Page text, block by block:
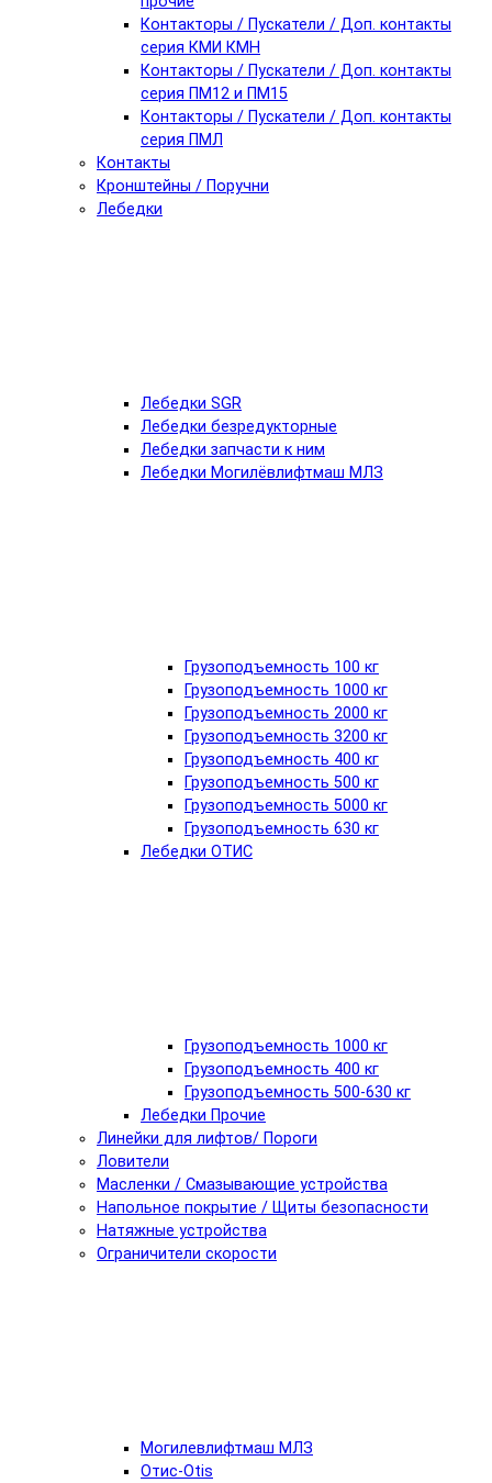
Контакторы / Пускатели / Доп. контакты
серия КМИ КМН
Контакторы / Пускатели / Доп. контакты
серия ПМ12 и ПМ15
Контакторы / Пускатели / Доп. контакты
серия ПМЛ
Контакты
Кронштейны / Поручни
Лебедки
Лебедки SGR
Лебедки безредукторные
Лебедки запчасти к ним
Лебедки Могилёвлифтмаш МЛЗ
Грузоподъемность 100 кг
Грузоподъемность 1000 кг
Грузоподъемность 2000 кг
Грузоподъемность 3200 кг
Грузоподъемность 400 кг
Грузоподъемность 500 кг
Грузоподъемность 5000 кг
Грузоподъемность 630 кг
Лебедки ОТИС
Грузоподъемность 1000 кг
Грузоподъемность 400 кг
Грузоподъемность 500-630 кг
Лебедки Прочие
Линейки для лифтов/ Пороги
Ловители
Масленки / Смазывающие устройства
Напольное покрытие / Щиты безопасности
Натяжные устройства
Ограничители скорости
Могилевлифтмаш МЛЗ
Отис-Otis